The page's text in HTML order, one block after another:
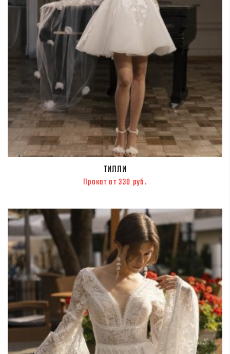
ТИЛЛИ
Прокат от 330 руб.